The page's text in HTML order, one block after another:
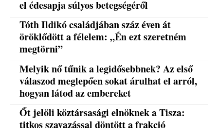
el édesapja súlyos betegségéről
Tóth Ildikó családjában száz éven át
öröklődött a félelem: „Én ezt szeretném
megtörni”
Melyik nő tűnik a legidősebbnek? Az első
válaszod meglepően sokat árulhat el arról,
hogyan látod az embereket
Őt jelöli köztársasági elnöknek a Tisza:
titkos szavazással döntött a frakció